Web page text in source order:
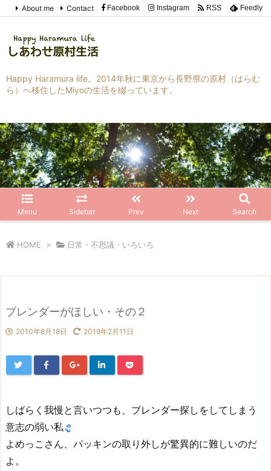
Happy Haramura life。2014年秋に東京から長野県の原村（はらむ
ら）へ移住したMiyoの生活を綴っています。
Menu Sidebar Prev Next Search
About me Contact Facebook Instagram RSS Feedly
HOME > 日常・不思議・いろいろ
ブレンダーがほしい・その２
2010年8月18日 2019年2月11日
しばらく我慢と言いつつも、ブレンダー探しをしてしまう
意志の弱い私
よめっこさん、パッキンの取り外しが驚異的に難しいのだ
よ。